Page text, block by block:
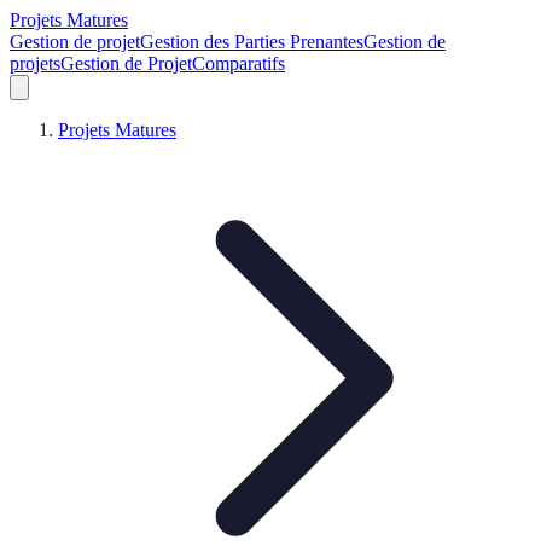
Projets Matures
Gestion de projetGestion des Parties PrenantesGestion de
projetsGestion de ProjetComparatifs
Projets Matures